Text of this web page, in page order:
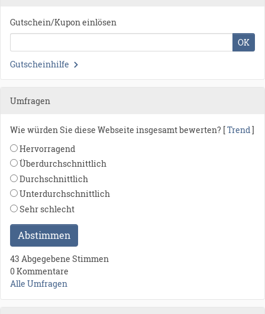
Gutschein/Kupon einlösen
OK
Gutscheinhilfe
Umfragen
Wie würden Sie diese Webseite insgesamt bewerten? [Trend ]
Hervorragend
Überdurchschnittlich
Durchschnittlich
Unterdurchschnittlich
Sehr schlecht
Abstimmen
43 Abgegebene Stimmen
0 Kommentare
Alle Umfragen